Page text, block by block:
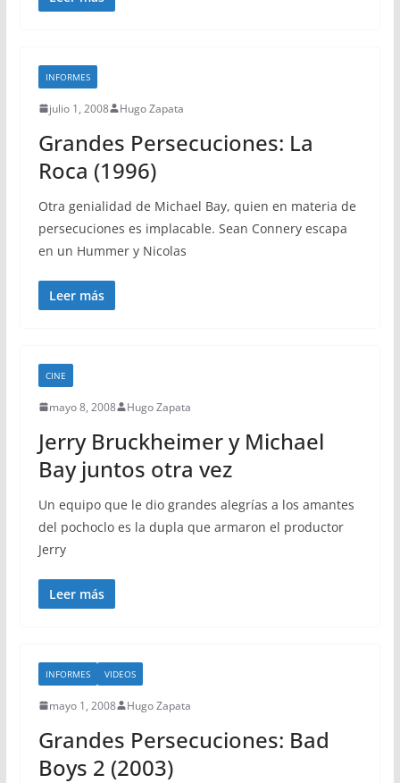
INFORMES
julio 1, 2008 Hugo Zapata
Grandes Persecuciones: La
Roca (1996)
Otra genialidad de Michael Bay, quien en materia de
persecuciones es implacable. Sean Connery escapa
en un Hummer y Nicolas
Leer más
CINE
mayo 8, 2008 Hugo Zapata
Jerry Bruckheimer y Michael
Bay juntos otra vez
Un equipo que le dio grandes alegrías a los amantes
del pochoclo es la dupla que armaron el productor
Jerry
Leer más
INFORMES VIDEOS
mayo 1, 2008 Hugo Zapata
Grandes Persecuciones: Bad
Boys 2 (2003)